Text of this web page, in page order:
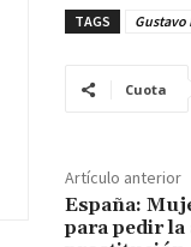
TAGS Gustavo
Cuota
Artículo anterior
España:
para pedir la